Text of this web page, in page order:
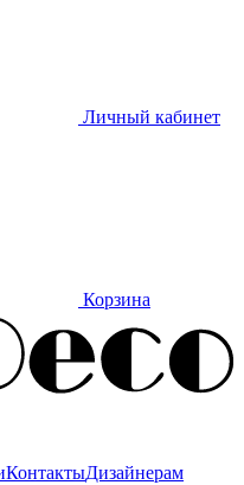
Личный кабинет
Корзина
КонтактыДизайнерам